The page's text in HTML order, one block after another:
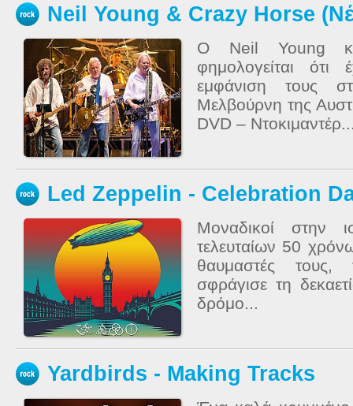
Neil Young & Crazy Horse
Ο Neil Young
φημολογείται ότι
εμφάνιση τους
Μελβούρνη της
DVD –
Led Zeppelin - Celebration
Μοναδικοί στην
τελευταίων 50
θαυμαστές
σφράγισε τη
δρόμο...
Yardbirds - Making Tracks